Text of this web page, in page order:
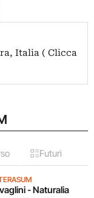
Italia ( Clicca
Futuri
- Naturalia